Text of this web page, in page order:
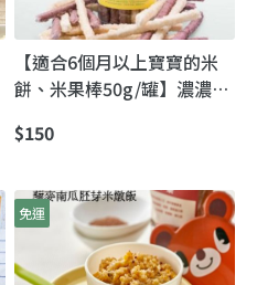
【適合6個月以上寶寶的米
餅、米果棒50g/罐】濃濃天
$150
免運